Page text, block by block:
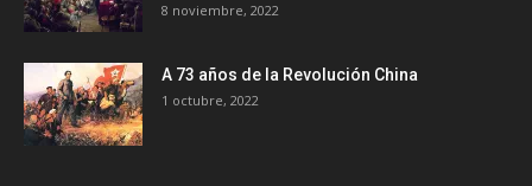
8 noviembre, 2022
A 73 años de la Revolución China
1 octubre, 2022